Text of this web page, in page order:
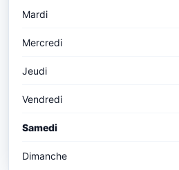
Mardi
Mercredi
Jeudi
Vendredi
Samedi
Dimanche